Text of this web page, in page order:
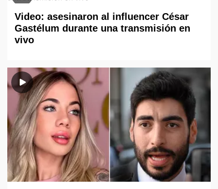
Video: asesinaron al influencer César
Gastélum durante una transmisión en
vivo